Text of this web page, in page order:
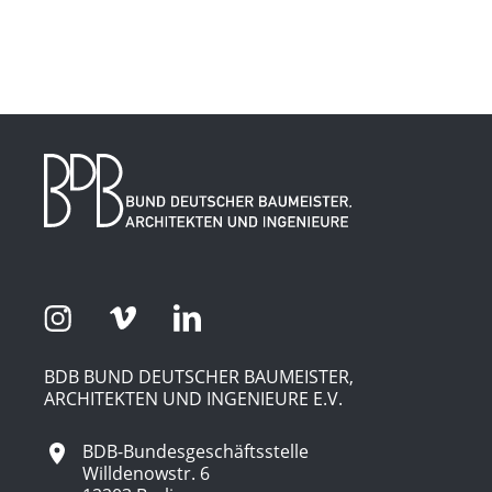
BDB BUND DEUTSCHER BAUMEISTER,
ARCHITEKTEN UND INGENIEURE E.V.
BDB-Bundesgeschäftsstelle
Willdenowstr. 6